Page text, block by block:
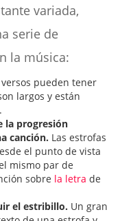
variada,
serie de
la música:
versos pueden tener
largos y están
la progresión
canción. Las estrofas
el punto de vista
mismo par de
sobre la letra de
el estribillo. Un gran